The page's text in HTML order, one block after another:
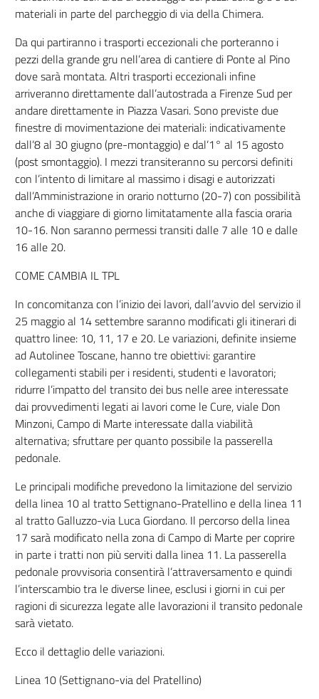
materiali in parte del parcheggio di via della Chimera.
Da qui partiranno i trasporti eccezionali che porteranno i
pezzi della grande gru nell’area di cantiere di Ponte al Pino
dove sarà montata. Altri trasporti eccezionali infine
arriveranno direttamente dall’autostrada a Firenze Sud per
andare direttamente in Piazza Vasari. Sono previste due
finestre di movimentazione dei materiali: indicativamente
dall’8 al 30 giugno (pre-montaggio) e dal’1° al 15 agosto
(post smontaggio). I mezzi transiteranno su percorsi definiti
con l’intento di limitare al massimo i disagi e autorizzati
dall’Amministrazione in orario notturno (20-7) con possibilità
anche di viaggiare di giorno limitatamente alla fascia oraria
10-16. Non saranno permessi transiti dalle 7 alle 10 e dalle
16 alle 20.
COME CAMBIA IL TPL
In concomitanza con l’inizio dei lavori, dall’avvio del servizio il
25 maggio al 14 settembre saranno modificati gli itinerari di
quattro linee: 10, 11, 17 e 20. Le variazioni, definite insieme
ad Autolinee Toscane, hanno tre obiettivi: garantire
collegamenti stabili per i residenti, studenti e lavoratori;
ridurre l’impatto del transito dei bus nelle aree interessate
dai provvedimenti legati ai lavori come le Cure, viale Don
Minzoni, Campo di Marte interessate dalla viabilità
alternativa; sfruttare per quanto possibile la passerella
pedonale.
Le principali modifiche prevedono la limitazione del servizio
della linea 10 al tratto Settignano-Pratellino e della linea 11
al tratto Galluzzo-via Luca Giordano. Il percorso della linea
17 sarà modificato nella zona di Campo di Marte per coprire
in parte i tratti non più serviti dalla linea 11. La passerella
pedonale provvisoria consentirà l’attraversamento e quindi
l’interscambio tra le diverse linee, esclusi i giorni in cui per
ragioni di sicurezza legate alle lavorazioni il transito pedonale
sarà vietato.
Ecco il dettaglio delle variazioni.
Linea 10 (Settignano-via del Pratellino)